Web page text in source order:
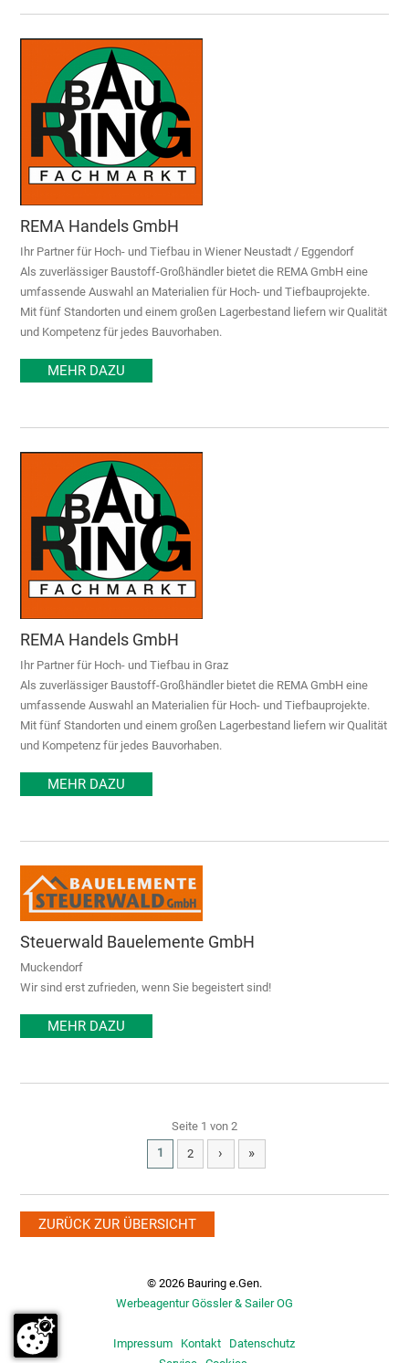
REMA Handels GmbH
Ihr Partner für Hoch- und Tiefbau in Wiener Neustadt / Eggendorf
Als zuverlässiger Baustoff-Großhändler bietet die REMA GmbH eine
umfassende Auswahl an Materialien für Hoch- und Tiefbauprojekte.
Mit fünf Standorten und einem großen Lagerbestand liefern wir Qualität
und Kompetenz für jedes Bauvorhaben.
MEHR DAZU
REMA Handels GmbH
Ihr Partner für Hoch- und Tiefbau in Graz
Als zuverlässiger Baustoff-Großhändler bietet die REMA GmbH eine
umfassende Auswahl an Materialien für Hoch- und Tiefbauprojekte.
Mit fünf Standorten und einem großen Lagerbestand liefern wir Qualität
und Kompetenz für jedes Bauvorhaben.
MEHR DAZU
Steuerwald Bauelemente GmbH
Muckendorf
Wir sind erst zufrieden, wenn Sie begeistert sind!
MEHR DAZU
Seite 1 von 2
1
2 › »
ZURÜCK ZUR ÜBERSICHT
© 2026 Bauring e.Gen.
Werbeagentur Gössler & Sailer OG
Impressum Kontakt
Datenschutz